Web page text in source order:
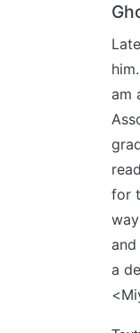
am
for
a